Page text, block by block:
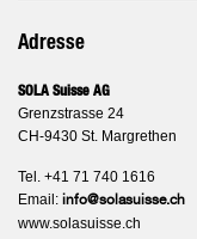
Adresse
SOLA Suisse AG
Grenzstrasse 24
CH-9430 St. Margrethen
Tel. +41 71 740 1616
Email: info@solasuisse.ch
www.solasuisse.ch